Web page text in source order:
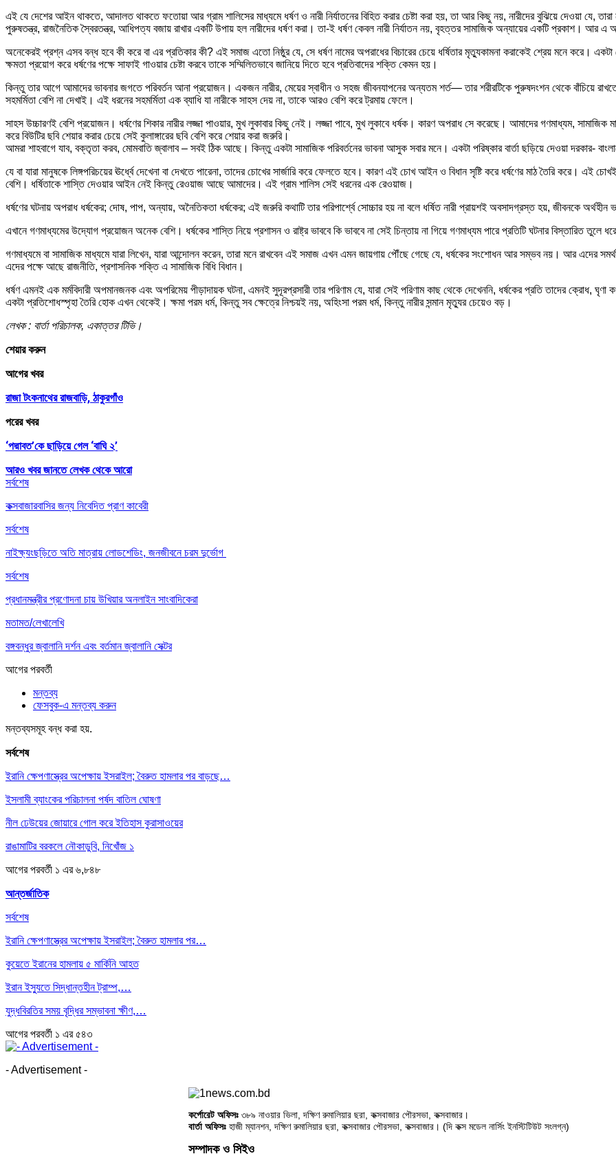
এই যে দেশের আইন থাকতে, আদালত থাকতে ফতোয়া আর গ্রাম শালিসের মাধ্যমে ধর্ষণ ও নারী নির্যাতনের বিহিত করার চেষ্টা করা হয়, তা আর কিছু নয়, নারীদের বুঝিয়ে দেওয়া যে,
পুরুষতন্ত্র, রাজনৈতিক স্বৈরতন্ত্র, আধিপত্য বজায় রাখার একটি উপায় হল নারীদের ধর্ষণ করা। তা-ই ধর্ষণ কেবল নারী নির্যাতন নয়, বৃহত্তর সামাজিক অন্যায়ের একটি প্রকাশ। আর
অনেকেরই প্রশ্ন এসব বন্ধ হবে কী করে বা এর প্রতিকার কী? এই সমাজ এতো নিষ্ঠুর যে, সে ধর্ষণ নামের অপরাধের বিচারের চেয়ে ধর্ষিতার মৃত্যুকামনা করাকেই শ্রেয় মনে করে।
ক্ষমতা প্রয়োগ করে ধর্ষণের পক্ষে সাফাই গাওয়ার চেষ্টা করবে তাকে সম্মিলিতভাবে জানিয়ে দিতে হবে প্রতিবাদের শক্তি কেমন হয়।
কিন্তু তার আগে আমাদের ভাবনার জগতে পরিবর্তন আনা প্রয়োজন। একজন নারীর, মেয়ের স্বাধীন ও সহজ জীবনযাপনের অন্যতম শর্ত— তার শরীরটিকে পুরুষদংশন থেকে বাঁচিয়ে
সহমর্মিতা বেশি না দেখাই। এই ধরনের সহমর্মিতা এক ব্যাধি যা নারীকে সাহস দেয় না, তাকে আরও বেশি করে ট্রমায় ফেলে।
সাহস উচ্চারণই বেশি প্রয়োজন। ধর্ষণের শিকার নারীর লজ্জা পাওয়ার, মুখ লুকাবার কিছু নেই। লজ্জা পাবে, মুখ লুকাবে ধর্ষক। কারণ অপরাধ সে করেছে। আমাদের গণমাধ্যম, সামাজিক
করে বিউটির ছবি শেয়ার করার চেয়ে সেই কুলাঙ্গারের ছবি বেশি করে শেয়ার করা জরুরি।
আমরা শাহবাগে যাব, বক্তৃতা করব, মোমবাতি জ্বালাব – সবই ঠিক আছে। কিন্তু একটা সামাজিক পরিবর্তনের ভাবনা আসুক সবার মনে। একটা পরিষ্কার বার্তা ছড়িয়ে দেওয়া দরকার-
যে বা যারা মানুষকে লিঙ্গপরিচয়ের ঊর্ধ্বে দেখেনা বা দেখতে পারেনা, তাদের চোখের সার্জারি করে ফেলতে হবে। কারণ এই চোখ আইন ও বিধান সৃষ্টি করে ধর্ষণের মাঠ তৈরি করে। এই
বেশি। ধর্ষিতাকে শাস্তি দেওয়ার আইন নেই কিন্তু রেওয়াজ আছে আমাদের। এই গ্রাম শালিস সেই ধরনের এক রেওয়াজ।
ধর্ষণের ঘটনায় অপরাধ ধর্ষকের; দোষ, পাপ, অন্যায়, অনৈতিকতা ধর্ষকের; এই জরুরি কথাটি তার পরিপার্শ্বে সোচ্চার হয় না বলে ধর্ষিত নারী প্রায়শই অবসাদগ্রস্ত হয়, জীবনকে অর্থহীন
এখানে গণমাধ্যমের উদ্যোগ প্রয়োজন অনেক বেশি। ধর্ষকের শাস্তি নিয়ে প্রশাসন ও রাষ্ট্র ভাববে কি ভাববে না সেই চিন্তায় না গিয়ে গণমাধ্যম পারে প্রতিটি ঘটনার বিস্তারিত তুলে
গণমাধ্যমে বা সামাজিক মাধ্যমে যারা লিখেন, যারা আন্দোলন করেন, তারা মনে রাখবেন এই সমাজ এখন এমন জায়গায় পৌঁছে গেছে যে, ধর্ষকের সংশোধন আর সম্ভব নয়। আর এদের সমর্থনে
এদের পক্ষে আছে রাজনীতি, প্রশাসনিক শক্তি এ সামাজিক বিধি বিধান।
ধর্ষণ এমনই এক মর্মবিদারী অপমানজনক এবং অপরিমেয় পীড়াদায়ক ঘটনা, এমনই সুদূরপ্রসারী তার পরিণাম যে, যারা সেই পরিণাম কাছ থেকে দেখেননি, ধর্ষকের প্রতি তাদের ক্রোধ,
একটা প্রতিশোধস্পৃহা তৈরি হোক এখন থেকেই। ক্ষমা পরম ধর্ম, কিন্তু সব ক্ষেত্রে নিশ্চয়ই নয়, অহিংসা পরম ধর্ম, কিন্তু নারীর সন্মান মৃত্যুর চেয়েও বড়।
লেখক : বার্তা পরিচালক, একাত্তর টিভি।
শেয়ার করুন
আগের খবর
রাজা টংকনাথের রাজবাড়ি, ঠাকুরগাঁও
পরের খবর
‘পদ্মাবত’কে ছাড়িয়ে গেল ‘বাঘি ২’
আরও খবর জানতে লেখক থেকে আরো
সর্বশেষ
কক্সবাজারবাসির জন্য নিবেদিত প্রাণ কাবেরী
সর্বশেষ
নাইক্ষ‍্যংছড়িতে অতি মাত্রায় লোডশেডিং, জনজীবনে চরম দুর্ভোগ
সর্বশেষ
প্রধানমন্ত্রীর প্রণোদনা চায় উখিয়ার অনলাইন সাংবাদিকেরা
মতামত/লেখালেখি
বঙ্গবন্ধুর জ্বালানি দর্শন এবং বর্তমান জ্বালানি সেক্টর
আগেরপরবর্তী
মন্তব্য
ফেসবুক-এ মন্তব্য করুন
মন্তব্যসমূহ বন্ধ করা হয়.
সর্বশেষ
ইরানি ক্ষেপণাস্ত্রের অপেক্ষায় ইসরাইল; বৈরুত হামলার পর বাড়ছে…
ইসলামী ব্যাংকের পরিচালনা পর্ষদ বাতিল ঘোষণা
নীল ঢেউয়ের জোয়ারে গোল করে ইতিহাস কুরাসাওয়ের
রাঙামাটির বরকলে নৌকাডুবি, নিখোঁজ ১
আগেরপরবর্তী ১ এর ৬,৮৪৮
আন্তর্জাতিক
সর্বশেষ
ইরানি ক্ষেপণাস্ত্রের অপেক্ষায় ইসরাইল; বৈরুত হামলার পর…
কুয়েতে ইরানের হামলায় ৫ মার্কিনি আহত
ইরান ইস্যুতে সিদ্ধান্তহীন ট্রাম্প,…
যুদ্ধবিরতির সময় বৃদ্ধির সম্ভাবনা ক্ষীণ,…
আগেরপরবর্তী ১ এর ৫৪৩
- Advertisement -
কর্পোরেট অফিসঃ৩৮৯ নাওয়ার ভিলা, দক্ষিণ রুমালিয়ার ছরা, কক্সবাজার পৌরসভা, কক্সবাজার।
বার্তা অফিসঃ হাজী ম্যানশন, দক্ষিণ রুমালিয়ার ছরা, কক্সবাজার পৌরসভা, কক্সবাজার। (দি কক্স মডেল নার্সিং ইনস্টিটিউট সংলগ্ন)
সম্পাদক ও সিইও